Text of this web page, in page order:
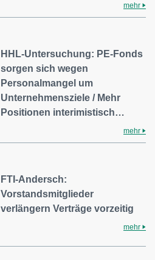
mehr
HHL-Untersuchung: PE-Fonds
sorgen sich wegen
Personalmangel um
Unternehmensziele / Mehr
Positionen interimistisch…
mehr
FTI-Andersch:
Vorstandsmitglieder
verlängern Verträge vorzeitig
mehr